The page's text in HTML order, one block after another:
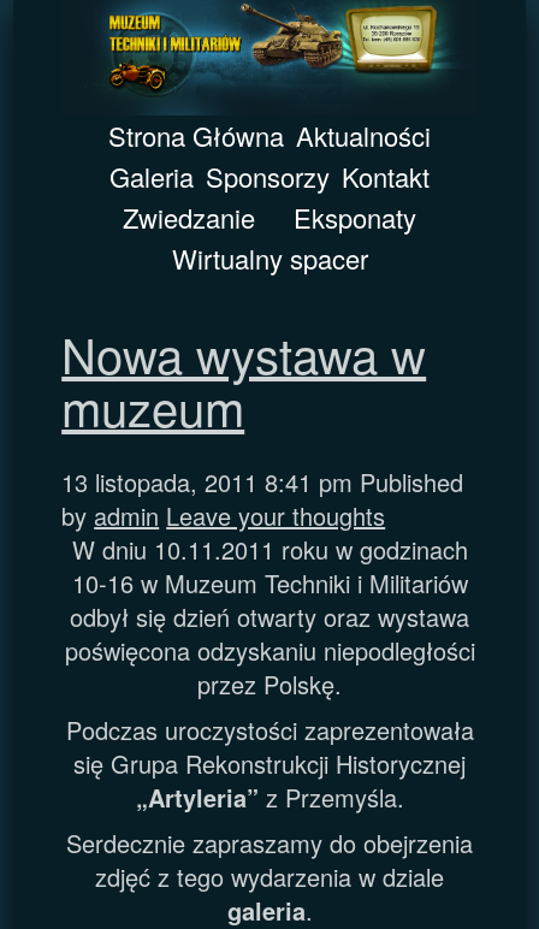
Strona Główna Aktualności
Galeria Sponsorzy Kontakt
Zwiedzanie
Eksponaty
Wirtualny spacer
Nowa wystawa w
muzeum
13 listopada, 2011 8:41 pm Published
by admin Leave your thoughts
W dniu 10.11.2011 roku w godzinach
10-16 w Muzeum Techniki i Militariów
odbył się dzień otwarty oraz wystawa
poświęcona odzyskaniu niepodległości
przez Polskę.
Podczas uroczystości zaprezentowała
się Grupa Rekonstrukcji Historycznej
„Artyleria” z Przemyśla.
Serdecznie zapraszamy do obejrzenia
zdjęć z tego wydarzenia w dziale
galeria.